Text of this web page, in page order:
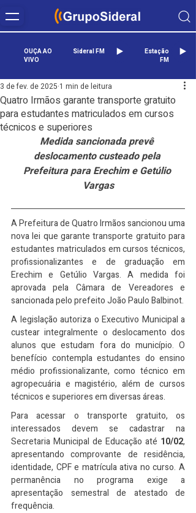
OUÇA AO
VIVO
Sideral FM
Estação
FM
Quatro Irmãos garante transporte gratuito
para estudantes matriculados em cursos
técnicos e superiores
3 de fev. de 2025 1 min de leitura
Medida sancionada prevê
deslocamento custeado pela
Prefeitura para Erechim e Getúlio
Vargas
A Prefeitura de Quatro Irmãos sancionou uma
nova lei que garante transporte gratuito para
estudantes matriculados em cursos técnicos,
profissionalizantes e de graduação em
Erechim e Getúlio Vargas. A medida foi
aprovada pela Câmara de Vereadores e
sancionada pelo prefeito João Paulo Balbinot.
A legislação autoriza o Executivo Municipal a
custear integralmente o deslocamento dos
alunos que estudam fora do município. O
benefício contempla estudantes do ensino
médio profissionalizante, como técnico em
agropecuária e magistério, além de cursos
técnicos e superiores em diversas áreas.
Para acessar o transporte gratuito, os
interessados devem se cadastrar na
Secretaria Municipal de Educação até 10/02,
apresentando comprovante de residência,
identidade, CPF e matrícula ativa no curso. A
permanência no programa exige a
apresentação semestral de atestado de
frequência.